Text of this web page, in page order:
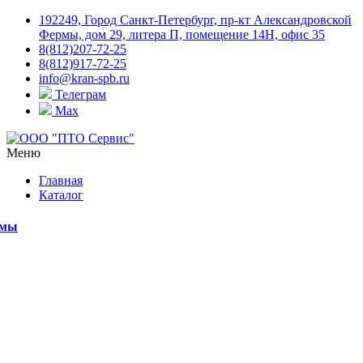
192249, Город Санкт-Петербург, пр-кт Александровской
Фермы, дом 29, литера П, помещение 14Н, офис 35
8(812)207-72-25
8(812)917-72-25
info@kran-spb.ru
Телеграм
Max
Меню
Главная
Каталог